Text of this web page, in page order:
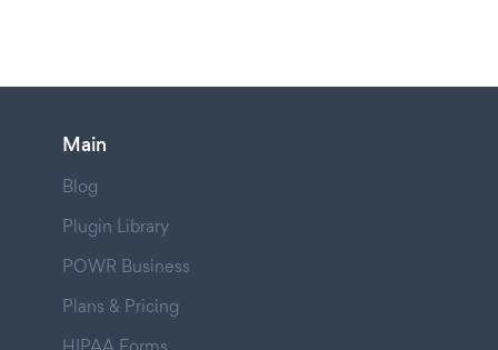
Main
Blog
Plugin Library
POWR Business
Plans & Pricing